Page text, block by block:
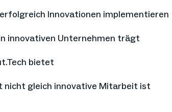
Innovationen implementieren
innovativen Unternehmen trägt
bietet
gleich innovative Mitarbeit ist